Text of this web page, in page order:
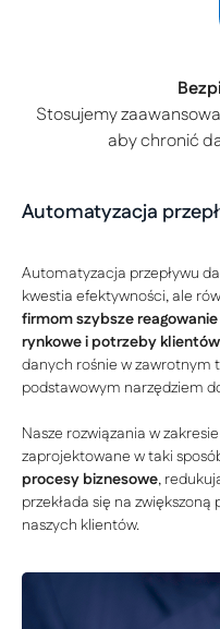
Stosujemy
aby chronić
Automatyzacja
Automatyzacja przepływu
kwestia efektywności, ale
firmom szybsze
rynkowe i potrzeby klientów
danych rośnie w zawrotnym
podstawowym narzędziem
Nasze rozwiązania w
zaprojektowane w taki
procesy biznesowe,
przekłada się na
naszych klientów.